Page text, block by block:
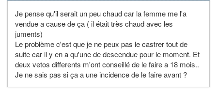
Je pense qu'il serait un peu chaud car la femme me l'a
vendue a cause de ça ( il était très chaud avec les
juments)
Le problème c'est que je ne peux pas le castrer tout de
suite car il y en a qu'une de descendue pour le moment. Et
deux vetos differents m'ont conseillé de le faire a 18 mois..
Je ne sais pas si ça a une incidence de le faire avant ?